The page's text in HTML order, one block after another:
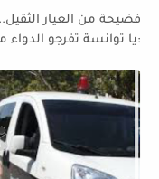
فضيحة من العيار
:يا توانسة تفرجو